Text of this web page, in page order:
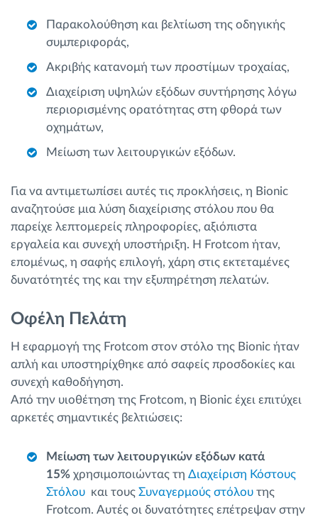
Παρακολούθηση και βελτίωση της οδηγικής
συμπεριφοράς,
Ακριβής κατανομή των προστίμων τροχαίας,
Διαχείριση υψηλών εξόδων συντήρησης λόγω
περιορισμένης ορατότητας στη φθορά των
οχημάτων,
Μείωση των λειτουργικών εξόδων.
Για να αντιμετωπίσει αυτές τις προκλήσεις, η Bionic
αναζητούσε μια λύση διαχείρισης στόλου που θα
παρείχε λεπτομερείς πληροφορίες, αξιόπιστα
εργαλεία και συνεχή υποστήριξη. Η Frotcom ήταν,
επομένως, η σαφής επιλογή, χάρη στις εκτεταμένες
δυνατότητές της και την εξυπηρέτηση πελατών.
Οφέλη Πελάτη
Η εφαρμογή της Frotcom στον στόλο της Bionic ήταν
απλή και υποστηρίχθηκε από σαφείς προσδοκίες και
συνεχή καθοδήγηση.
Από την υιοθέτηση της Frotcom, η Bionic έχει επιτύχει
αρκετές σημαντικές βελτιώσεις:
Μείωση των λειτουργικών εξόδων κατά
15% χρησιμοποιώντας τη Διαχείριση Κόστους
Στόλου και τους Συναγερμούς στόλου της
Frotcom. Αυτές οι δυνατότητες επέτρεψαν στην